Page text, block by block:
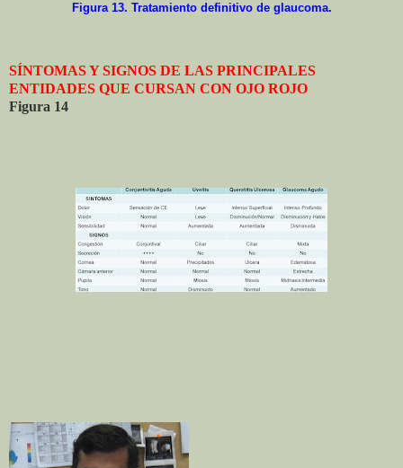
Figura 13. Tratamiento definitivo de glaucoma.
SÍNTOMAS Y SIGNOS DE LAS PRINCIPALES
ENTIDADES QUE CURSAN CON OJO ROJO
Figura 14